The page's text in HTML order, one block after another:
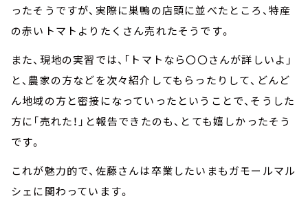
ったそうですが、実際に巣鴨の店頭に並べたところ、特産
の赤いトマトよりたくさん売れたそうです。
また、現地の実習では、「トマトなら〇〇さんが詳しいよ」
と、農家の方などを次々紹介してもらったりして、どんど
ん地域の方と密接になっていったということで、そうした
方に「売れた！」と報告できたのも、とても嬉しかったそう
です。
これが魅力的で、佐藤さんは卒業したいまもガモールマル
シェに関わっています。